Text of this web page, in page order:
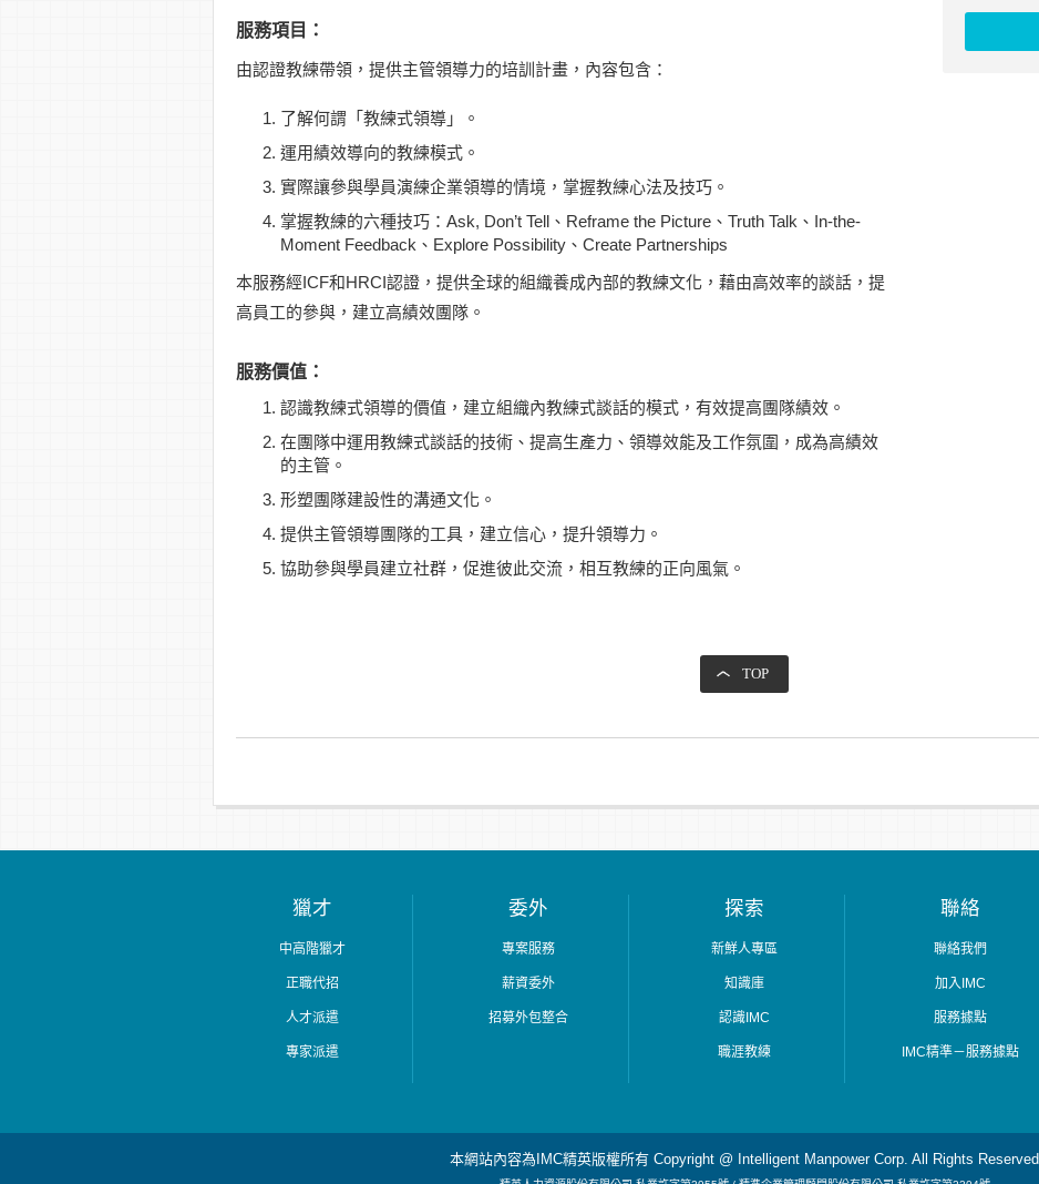
服務項目：
由認證教練帶領，提供主管領導力的培訓計畫，內容包含：
了解何謂「教練式領導」。
運用績效導向的教練模式。
實際讓參與學員演練企業領導的情境，掌握教練心法及技巧。
掌握教練的六種技巧：Ask, Don’t Tell、Reframe the Picture、Truth Talk、In-the-
Moment Feedback、Explore Possibility、Create Partnerships
本服務經ICF和HRCI認證，提供全球的組織養成內部的教練文化，藉由高效率的談話，提
高員工的參與，建立高績效團隊。
服務價值：
認識教練式領導的價值，建立組織內教練式談話的模式，有效提高團隊績效。
在團隊中運用教練式談話的技術、提高生產力、領導效能及工作氛圍，成為高績效
的主管。
形塑團隊建設性的溝通文化。
提供主管領導團隊的工具，建立信心，提升領導力。
協助參與學員建立社群，促進彼此交流，相互教練的正向風氣。
TOP
獵才
中高階獵才
正職代招
人才派遣
專家派遣
委外
專案服務
薪資委外
招募外包整合
探索
新鮮人專區
知識庫
認識IMC
職涯教練
聯絡
聯絡我們
加入IMC
服務據點
IMC精準－服務據點
本網站內容為IMC精英版權所有 Copyright @ Intelligent Manpower Corp. All Rights Reserved